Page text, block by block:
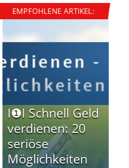
EMPFOHLENE ARTIKEL:
I❶I Schnell Geld
verdienen: 20
seriöse
Möglichkeiten